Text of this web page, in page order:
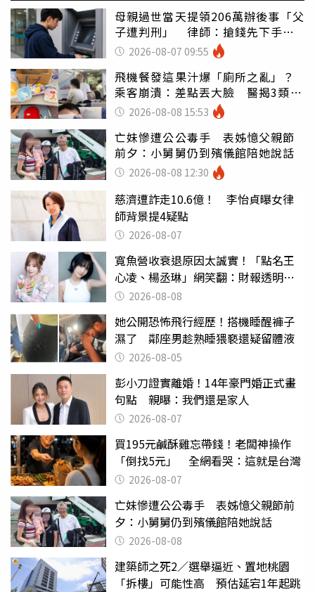
母親過世當天提領206萬辦後事「父
子遭判刑」 律師：搶錢先下手是
罪 2026-08-07 09:55
飛機餐發這果汁爆「廁所之亂」？
乘客崩潰：差點丟大臉 醫揭3類人
別亂喝
2026-08-08 15:53
亡妹慘遭公公毒手 表姊憶父親節
前夕：小舅舅仍到殯儀館陪她說話
2026-08-08 12:30
慈濟遭詐走10.6億！ 李怡貞曝女律
師背景提4疑點
2026-08-07
寬魚營收衰退原因太誠實！「點名王
心凌、楊丞琳」網笑翻：財報透明度
滿分2026-08-08
她公開恐怖飛行經歷！搭機睡醒褲子
濕了 鄰座男趁熟睡猥褻還疑留體液
2026-08-05
彭小刀證實離婚！14年豪門婚正式畫
句點 親曝：我們還是家人
2026-08-07
買195元鹹酥雞忘帶錢！老闆神操作
「倒找5元」 全網看哭：這就是台灣
2026-08-07
亡妹慘遭公公毒手 表姊憶父親節前
夕：小舅舅仍到殯儀館陪她說話
2026-08-08
建築師之死2／選舉逼近、置地桃園
「拆樓」可能性高 預估延宕1年起跳